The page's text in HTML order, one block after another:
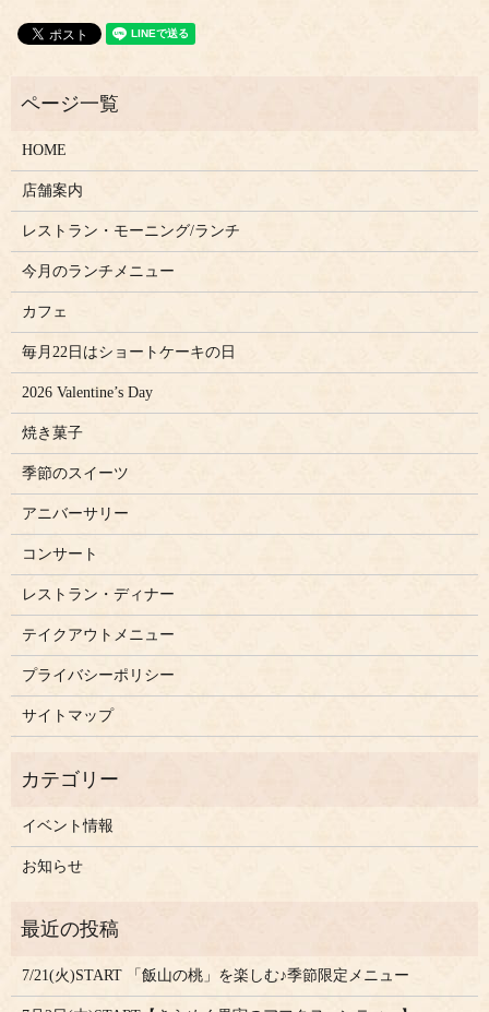
HOME
店舗案内
レストラン・モーニング/ランチ
今月のランチメニュー
カフェ
毎月22日はショートケーキの日
2026 Valentine’s Day
焼き菓子
季節のスイーツ
アニバーサリー
コンサート
レストラン・ディナー
テイクアウトメニュー
プライバシーポリシー
サイトマップ
イベント情報
お知らせ
7/21(火)START 「飯山の桃」を楽しむ♪季節限定メニュー